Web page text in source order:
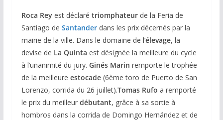
Roca Reyest déclaré triomphateurde la Feria de
Santiago de Santanderdans les prix décernés par la
mairie de la ville. Dans le domaine de l’élevage, la
devise de La Quinta est désignée la meilleure du cycle
à l’unanimité du jury. Ginés Marin remporte le trophée
de la meilleure estocade(6ème toro de Puerto de San
Lorenzo, corrida du 26 juillet).Tomas Rufo a remporté
le prix du meilleurdébutant, grâce à sa sortie à
hombros dans la corrida de Domingo Hernández et de